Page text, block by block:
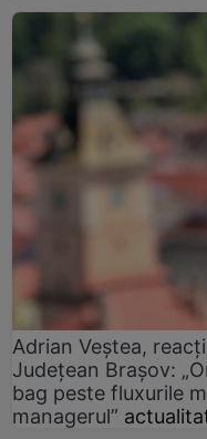
Adrian Veștea,
Județean Brașov:
bag peste fluxurile
managerul”